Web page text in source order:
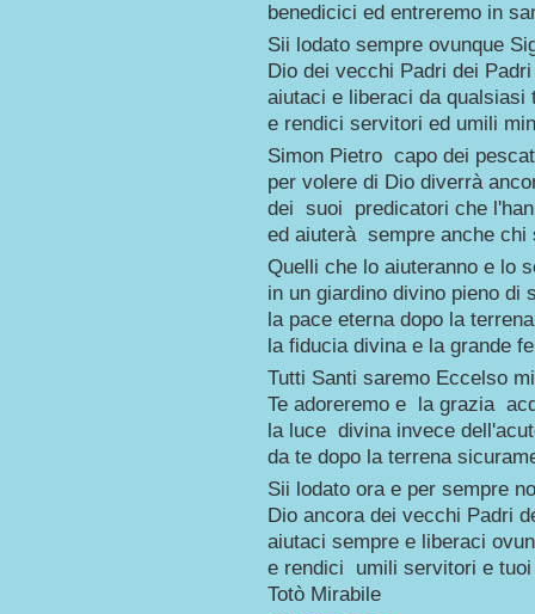
benedicici ed entreremo in
Sii lodato sempre ovunque
Dio dei vecchi Padri dei
aiutaci e liberaci da qualsiasi
e rendici servitori ed umili
Simon Pietro capo dei
per volere di Dio diverrà
dei suoi predicatori che
ed aiuterà sempre anche chi
Quelli che lo aiuteranno e lo
in un giardino divino pieno di
la pace eterna dopo la
la fiducia divina e la grande
Tutti Santi saremo Eccelso
Te adoreremo e la grazia
la luce divina invece
da te dopo la terrena
Sii lodato ora e per sempre
Dio ancora dei vecchi Padri
aiutaci sempre e liberaci
e rendici umili servitori e
Totò Mirabile